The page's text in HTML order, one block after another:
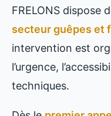
FRELONS dispose
secteur guêpes et
intervention est
l’urgence,
techniques.